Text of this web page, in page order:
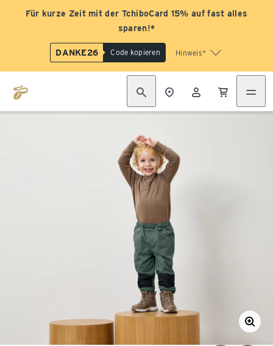
Für kurze Zeit mit der TchiboCard 15% auf fast alles
sparen!*
DANKE26 Code kopieren Hinweis*